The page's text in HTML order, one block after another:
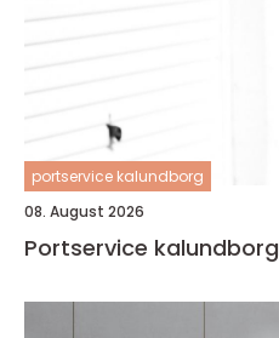
portservice kalundborg
08. August 2026
Portservice kalundborg